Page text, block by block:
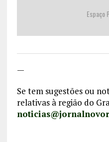
Espaço
—
Se tem sugestões ou
relativas à região do